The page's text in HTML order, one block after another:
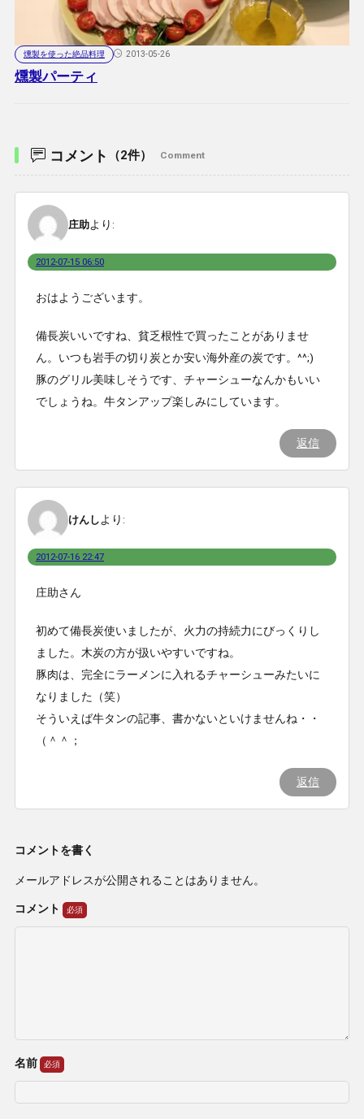
燻製を使った絶品料理 2013-05-26
燻製パーティ
コメント （2件） Comment
庄助より:
2012-07-15 06:50
おはようございます。
備長炭いいですね、貧乏根性で買ったことがありませ
ん。いつも岩手の切り炭とか安い海外産の炭です。^^;)
豚のグリル美味しそうです、チャーシューなんかもいい
でしょうね。牛タンアップ楽しみにしています。
返信
けんしより:
2012-07-16 22:47
庄助さん
初めて備長炭使いましたが、火力の持続力にびっくりし
ました。木炭の方が扱いやすいですね。
豚肉は、完全にラーメンに入れるチャーシューみたいに
なりました（笑）
そういえば牛タンの記事、書かないといけませんね・・
（＾＾；
返信
コメントを書く
メールアドレスが公開されることはありません。
コメント
名前